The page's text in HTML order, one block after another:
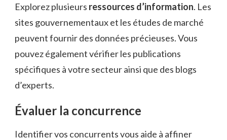
Explorez plusieurs ressources d’information. Les
sites gouvernementaux et les études de marché
peuvent fournir des données précieuses. Vous
pouvez également vérifier les publications
spécifiques à votre secteur ainsi que des blogs
d’experts.
Évaluer la concurrence
Identifier vos concurrents vous aide à affiner